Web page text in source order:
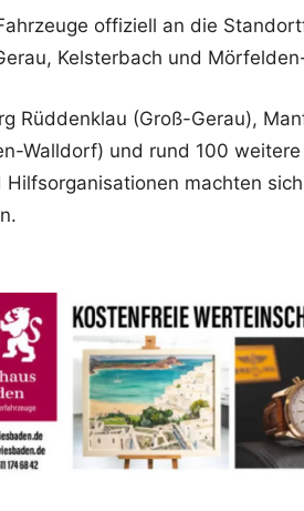
offiziell an die
Kelsterbach und
Rüddenklau (Groß-Gerau),
Walldorf) und rund 100
Hilfsorganisationen machten